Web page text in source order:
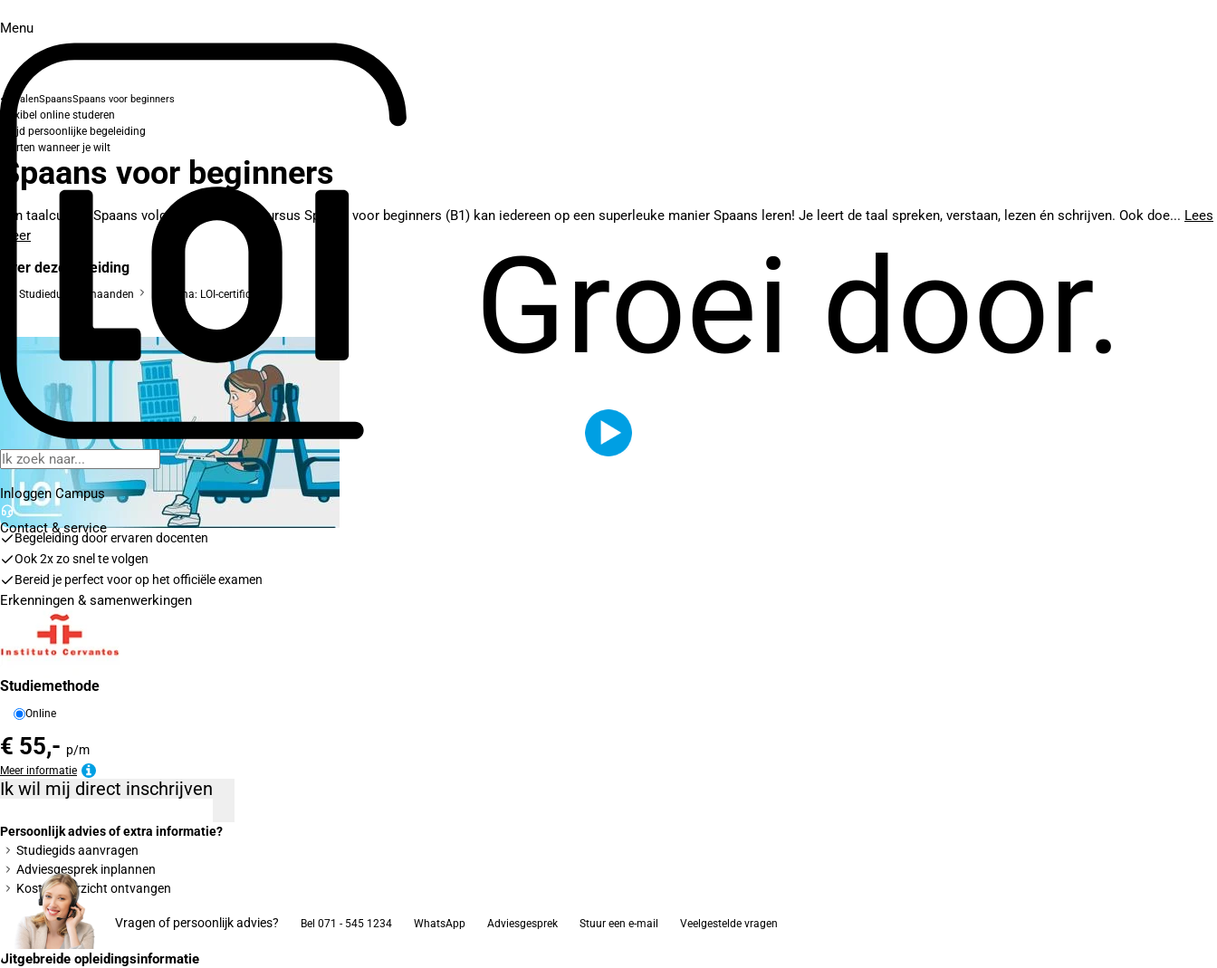
Menu
Groei door.
Inloggen Campus
Contact& service
TalenSpaansSpaans voor beginners
Flexibel online studeren
Altijd persoonlijke begeleiding
Starten wanneer je wilt
Spaans voor beginners
Een taalcursus Spaans volgen? Met de LOI-cursus Spaans voor beginners (B1) kan iedereen op een superleuke manier Spaans leren! Je leert de taal spreken, verstaan, lezen én schrijven. Ook doe... Lees
meer
Over deze opleiding
Studieduur: 8 maanden Diploma: LOI-certificaat
Begeleiding door ervaren docenten
Ook 2x zo snel te volgen
Bereid je perfect voor op het officiële examen
Erkenningen & samenwerkingen
Studiemethode
Online
€ 55,- p/m
Meer informatie
Ik wil mij direct inschrijven
Persoonlijk advies of extra informatie?
Studiegids aanvragen
Adviesgesprek inplannen
Kostenoverzicht ontvangen
Vragen of persoonlijk advies? Bel 071 - 545 1234 WhatsApp Adviesgesprek Stuur een e-mail Veelgestelde vragen
Uitgebreide opleidingsinformatie